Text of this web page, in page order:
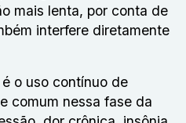
mais lenta, por conta de
interfere diretamente
o uso contínuo de
comum nessa fase da